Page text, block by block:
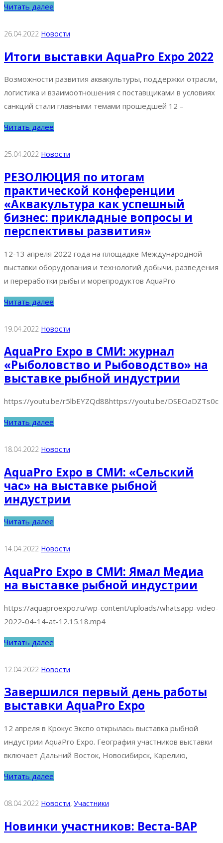
Читать далее
26.04.2022 Новости
Итоги выставки AquaPro Expo 2022
Возможности развития аквакультуры, поддержки отрасли,
логистика и взаимоотношения с поставщиками в условиях
санкций стали главными темами прошедшей 12 –
Читать далее
25.04.2022 Новости
РЕЗОЛЮЦИЯ по итогам
практической конференции
«Аквакультура как успешный
бизнес: прикладные вопросы и
перспективы развития»
12-13 апреля 2022 года на площадке Международной
выставки оборудования и технологий добычи, разведения
и переработки рыбы и морепродуктов AquaPro
Читать далее
19.04.2022 Новости
AquaPro Expo в СМИ: журнал
«Рыболовство и Рыбоводство» на
выставке рыбной индустрии
https://youtu.be/r5lbEYZQd88https://youtu.be/DSEOaDZTs0c
Читать далее
18.04.2022 Новости
AquaPro Expo в СМИ: «Сельский
час» на выставке рыбной
индустрии
Читать далее
14.04.2022 Новости
AquaPro Expo в СМИ: Ямал Медиа
на выставке рыбной индустрии
https://aquaproexpo.ru/wp-content/uploads/whatsapp-video-
2022-04-14-at-12.15.18.mp4
Читать далее
12.04.2022 Новости
Завершился первый день работы
выставки AquaPro Expo
12 апреля в Крокус Экспо открылась выставка рыбной
индустрии AquaPro Expo. География участников выставки
включает Дальний Восток, Новосибирск, Карелию,
Читать далее
08.04.2022 Новости‚ Участники
Новинки участников: Веста-ВАР